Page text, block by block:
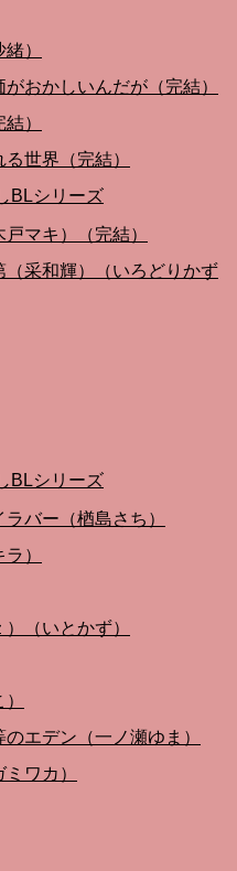
）
おかしいんだが（完結）
）
世界（完結）
BLシリーズ
マキ）（完結）
采和輝）（いろどりかず
BLシリーズ
バー（楢島さち）
）
（いとかず）
エデン（一ノ瀬ゆま）
ワカ）